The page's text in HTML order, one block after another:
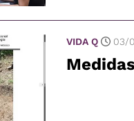
VIDA Q 03/